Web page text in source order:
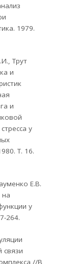
1979.
Трут
и
и
у
Т. 16.
Е.В.
на
у
264.
связи
//В